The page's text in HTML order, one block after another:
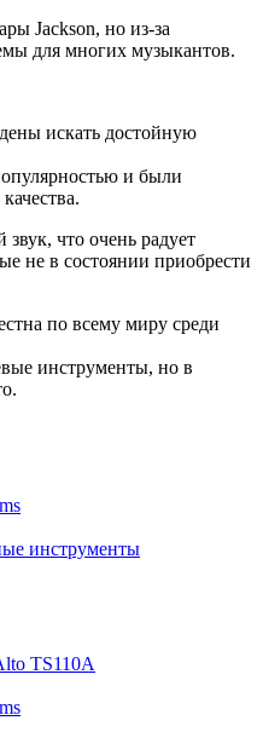
Jackson, но из-за
для многих музыкантов.
искать достойную
и были
что очень радует
не в состоянии приобрести
по всему миру среди
инструменты, но в
инструменты
TS110A